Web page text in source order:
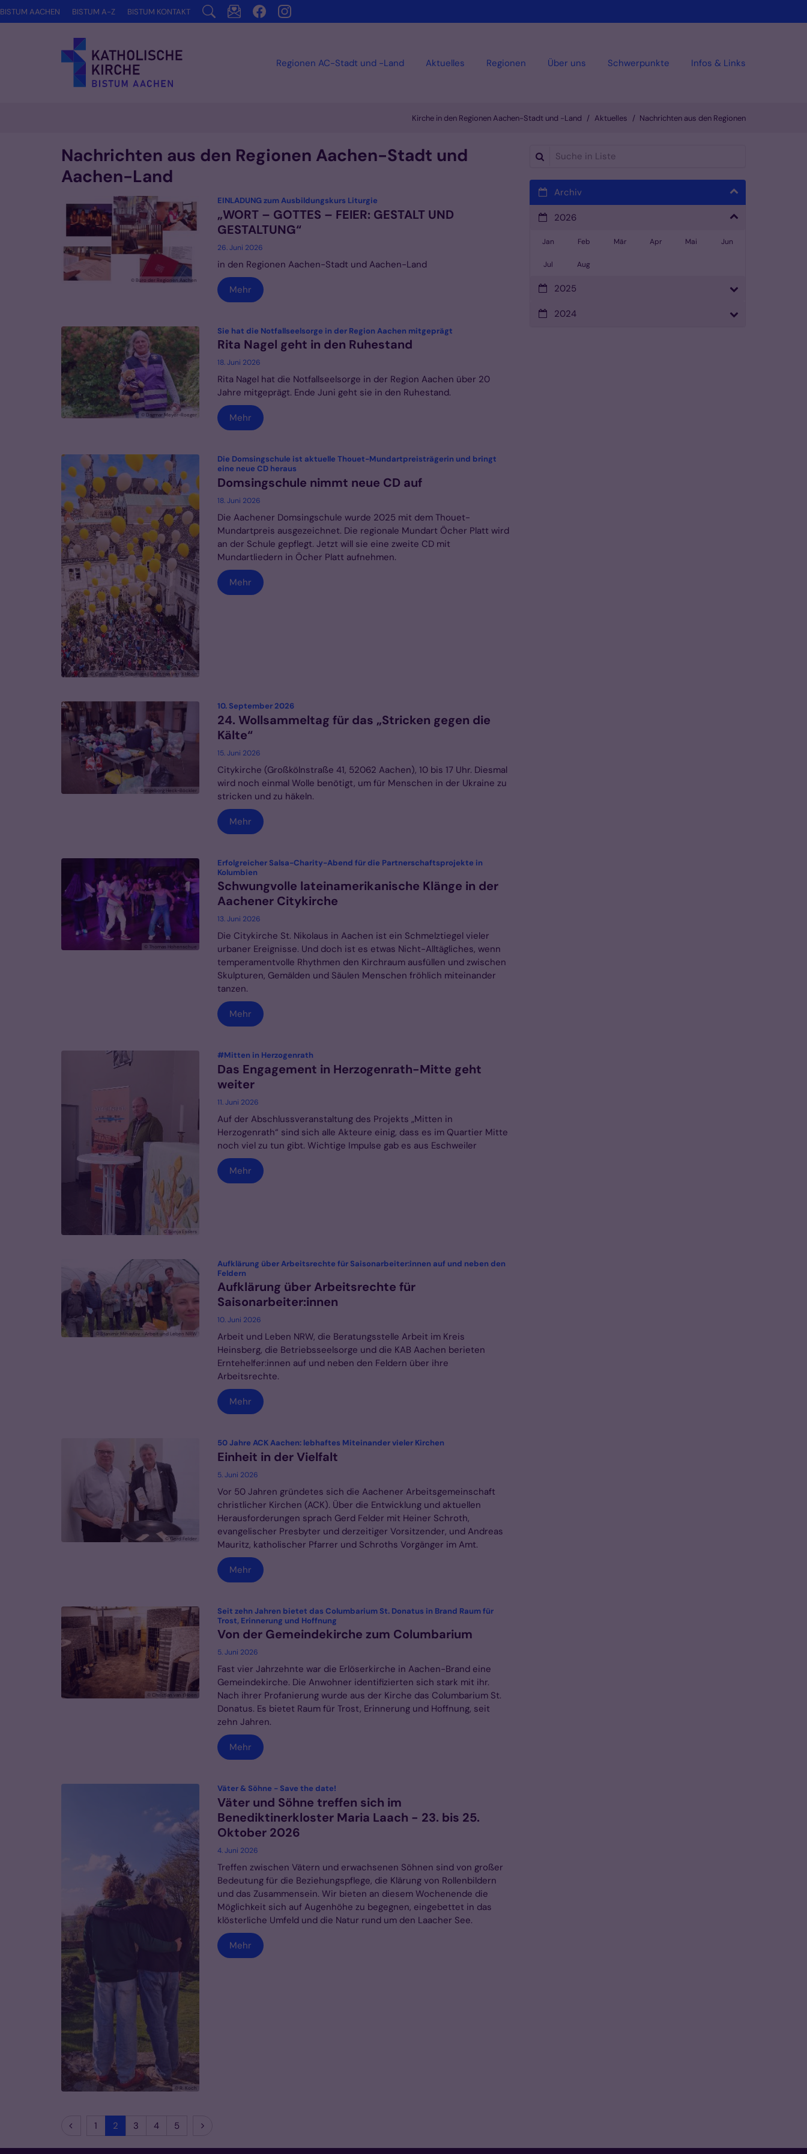
Zum Inhalt springen
Regionen AC-Stadt und -Land Aktuelles Regionen Über uns Schwerpunkte Infos & Links
BISTUM AACHEN BISTUM A-Z BISTUM KONTAKT
Kirche in den Regionen Aachen-Stadt und -Land Aktuelles Nachrichten aus den Regionen
Nachrichten aus den Regionen Aachen-Stadt und
Aachen-Land
© Büro der Regionen Aachen
EINLADUNG zum Ausbildungskurs Liturgie
„WORT – GOTTES – FEIER: GESTALT UND
GESTALTUNG“
26. Juni 2026
in den Regionen Aachen-Stadt und Aachen-Land
Mehr
© Dagmar Meyer-Roeger
Sie hat die Notfallseelsorge in der Region Aachen mitgeprägt
Rita Nagel geht in den Ruhestand
18. Juni 2026
Rita Nagel hat die Notfallseelsorge in der Region Aachen über 20
Jahre mitgeprägt. Ende Juni geht sie in den Ruhestand.
Mehr
© Carabin Praß Creatives | Christian van ´t Hoen
Die Domsingschule ist aktuelle Thouet-Mundartpreisträgerin und bringt
eine neue CD heraus
Domsingschule nimmt neue CD auf
18. Juni 2026
Die Aachener Domsingschule wurde 2025 mit dem Thouet-
Mundartpreis ausgezeichnet. Die regionale Mundart Öcher Platt wird
an der Schule gepflegt. Jetzt will sie eine zweite CD mit
Mundartliedern in Öcher Platt aufnehmen.
Mehr
© Ingeborg Heck-Böckler
10. September 2026:
24. Wollsammeltag für das „Stricken gegen die
Kälte“
15. Juni 2026
Citykirche (Großkölnstraße 41, 52062 Aachen), 10 bis 17 Uhr. Diesmal
wird noch einmal Wolle benötigt, um für Menschen in der Ukraine zu
stricken und zu häkeln.
Mehr
© Thomas Hohenschue
Erfolgreicher Salsa-Charity-Abend für die Partnerschaftsprojekte in
Kolumbien
Schwungvolle lateinamerikanische Klänge in der
Aachener Citykirche
13. Juni 2026
Die Citykirche St. Nikolaus in Aachen ist ein Schmelztiegel vieler
urbaner Ereignisse. Und doch ist es etwas Nicht-Alltägliches, wenn
temperamentvolle Rhythmen den Kirchraum ausfüllen und zwischen
Skulpturen, Gemälden und Säulen Menschen fröhlich miteinander
tanzen.
Mehr
© Sonja Essers
#Mitten in Herzogenrath
Das Engagement in Herzogenrath-Mitte geht
weiter
11. Juni 2026
Auf der Abschlussveranstaltung des Projekts „Mitten in
Herzogenrath“ sind sich alle Akteure einig, dass es im Quartier Mitte
noch viel zu tun gibt. Wichtige Impulse gab es aus Eschweiler
Mehr
© Stanimir Mihaylov - Arbeit und Leben NRW
Aufklärung über Arbeitsrechte für Saisonarbeiter:innen auf und neben den
Feldern
Aufklärung über Arbeitsrechte für
Saisonarbeiter:innen
10. Juni 2026
Arbeit und Leben NRW, die Beratungsstelle Arbeit im Kreis
Heinsberg, die Betriebsseelsorge und die KAB Aachen berieten
Erntehelfer:innen auf und neben den Feldern über ihre
Arbeitsrechte.
Mehr
© Gerd Felder
50 Jahre ACK Aachen: lebhaftes Miteinander vieler Kirchen
Einheit in der Vielfalt
5. Juni 2026
Vor 50 Jahren gründetes sich die Aachener Arbeitsgemeinschaft
christlicher Kirchen (ACK). Über die Entwicklung und aktuellen
Herausforderungen sprach Gerd Felder mit Heiner Schroth,
evangelischer Presbyter und derzeitiger Vorsitzender, und Andreas
Mauritz, katholischer Pfarrer und Schroths Vorgänger im Amt.
Mehr
© Christian van t'Hoen
Seit zehn Jahren bietet das Columbarium St. Donatus in Brand Raum für
Trost, Erinnerung und Hoffnung
Von der Gemeindekirche zum Columbarium
5. Juni 2026
Fast vier Jahrzehnte war die Erlöserkirche in Aachen-Brand eine
Gemeindekirche. Die Anwohner identifizierten sich stark mit ihr.
Nach ihrer Profanierung wurde aus der Kirche das Columbarium St.
Donatus. Es bietet Raum für Trost, Erinnerung und Hoffnung, seit
zehn Jahren.
Mehr
© R. Koch
Väter & Söhne - Save the date!
Väter und Söhne treffen sich im
Benediktinerkloster Maria Laach - 23. bis 25.
Oktober 2026
4. Juni 2026
Treffen zwischen Vätern und erwachsenen Söhnen sind von großer
Bedeutung für die Beziehungspflege, die Klärung von Rollenbildern
und das Zusammensein. Wir bieten an diesem Wochenende die
Möglichkeit sich auf Augenhöhe zu begegnen, eingebettet in das
klösterliche Umfeld und die Natur rund um den Laacher See.
Mehr
Vorherige Seite
1 2 3 4 5 Nächste Seite
Suche in Liste
Archiv
2026
Jan Feb Mär Apr Mai Jun
Jul Aug
2025
2024